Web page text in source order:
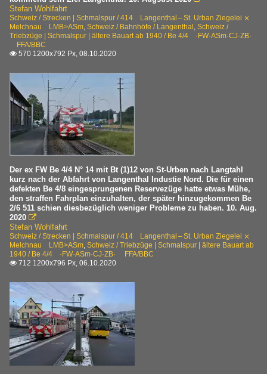
Stefan Wohlfahrt
Schweiz / Strecken | Schmalspur / 414 Langenthal – St. Urban Ziegelei ⨯
Melchnau LMB>ASm Schweiz / Bahnhöfe / Langenthal Schweiz /
Triebzüge | Schmalspur | ältere Bauart ab 1940 / Be 4/4 ·FW·ASm·CJ·ZB·
FFA/BBC
 570 1200x792 Px, 08.10.2020
Der ex FW Be 4/4 N° 14 mit Bt (1)12 von St-Urben nach Langtahl
kurz nach der Abfahrt von Langenthal Industie Nord. Die für einen
defekten Be 4/8 eingesprungenen Reservezüge hatte etwas Mühe,
den straffen Fahrplan einzuhalten, der später hinzugekommen Be
2/6 511 schien diesbezüglich weniger Probleme zu haben. 10. Aug.
2020 
Stefan Wohlfahrt
Schweiz / Strecken | Schmalspur / 414 Langenthal – St. Urban Ziegelei ⨯
Melchnau LMB>ASm Schweiz / Triebzüge | Schmalspur | ältere Bauart ab
1940 / Be 4/4 ·FW·ASm·CJ·ZB· FFA/BBC
 712 1200x796 Px, 06.10.2020